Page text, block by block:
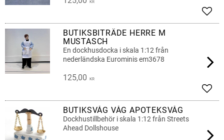
KR
Add
BUTIKSBITRÄDE HERRE M
MUSTASCH
En dockhusdocka i skala 1:12 från
nederländska Eurominis em3678
125,00 KR
Add
BUTIKSVÅG VÅG APOTEKSVÅG
Dockhustillbehör i skala 1:12 från Streets
Ahead Dollshouse